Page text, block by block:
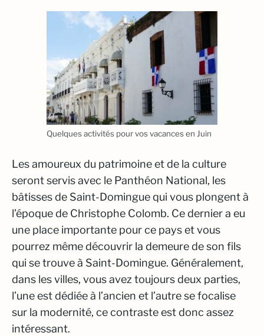
Quelques activités pour vos vacances en Juin
Les amoureux du patrimoine et de la culture
seront servis avec le Panthéon National, les
bâtisses de Saint-Domingue qui vous plongent à
l’époque de Christophe Colomb. Ce dernier a eu
une place importante pour ce pays et vous
pourrez même découvrir la demeure de son fils
qui se trouve à Saint-Domingue. Généralement,
dans les villes, vous avez toujours deux parties,
l’une est dédiée à l’ancien et l’autre se focalise
sur la modernité, ce contraste est donc assez
intéressant.